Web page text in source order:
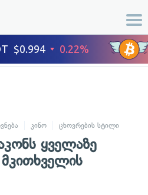
კინო ცხოვრების სტილი
ყველაზე